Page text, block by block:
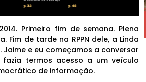
Primeiro fim de semana. Plena
Fim de tarde na RPPN dele, a Linda
Jaime e eu começamos a conversar
termos acesso a um veículo
de informação.